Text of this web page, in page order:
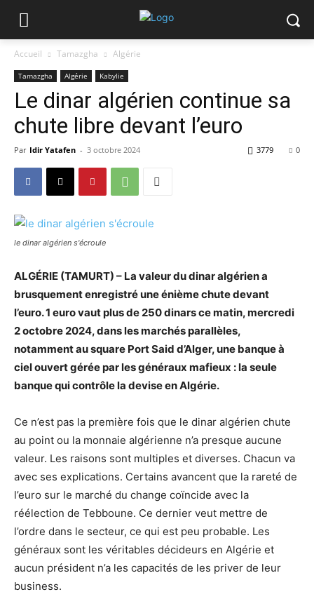
Accueil Tamazgha Algérie
Tamazgha Algérie Kabylie
Le dinar algérien continue sa
chute libre devant l’euro
Par Idir Yatafen - 3 octobre 2024 0
3779
le dinar algérien s'écroule
ALGÉRIE (TAMURT) – La valeur du dinar algérien a
brusquement enregistré une énième chute devant
l’euro. 1 euro vaut plus de 250 dinars ce matin, mercredi
2 octobre 2024, dans les marchés parallèles,
notamment au square Port Said d’Alger, une banque à
ciel ouvert gérée par les généraux mafieux : la seule
banque qui contrôle la devise en Algérie.
Ce n’est pas la première fois que le dinar algérien chute
au point ou la monnaie algérienne n’a presque aucune
valeur. Les raisons sont multiples et diverses. Chacun va
avec ses explications. Certains avancent que la rareté de
l’euro sur le marché du change coïncide avec la
réélection de Tebboune. Ce dernier veut mettre de
l’ordre dans le secteur, ce qui est peu probable. Les
généraux sont les véritables décideurs en Algérie et
aucun président n’a les capacités de les priver de leur
business.